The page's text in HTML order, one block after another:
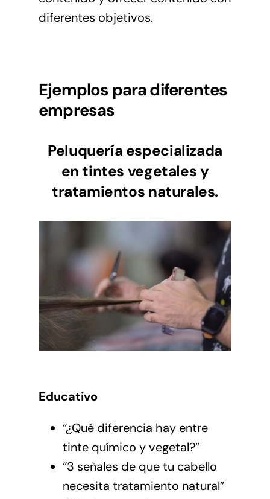
diferentes objetivos.
Ejemplos para diferentes
empresas
Peluquería especializada
en tintes vegetales y
tratamientos naturales.
Educativo
“¿Qué diferencia hay entre
tinte químico y vegetal?”
“3 señales de que tu cabello
necesita tratamiento natural”